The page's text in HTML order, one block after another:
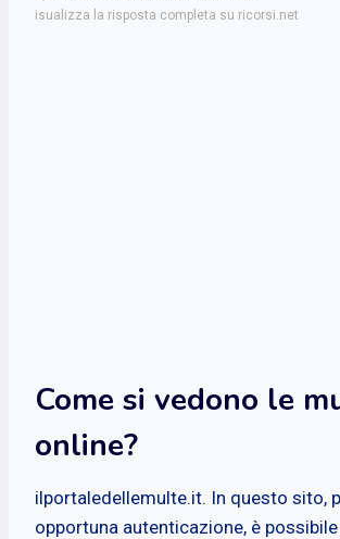
isualizza la risposta completa su ricorsi.net
Come si vedono le
online?
ilportaledellemulte.it. In questo sito,
opportuna autenticazione, è